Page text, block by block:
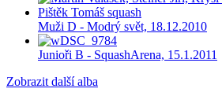
Muži D - Modrý svět, 18.12.2010
Junioři B - SquashArena, 15.1.2011
Zobrazit další alba